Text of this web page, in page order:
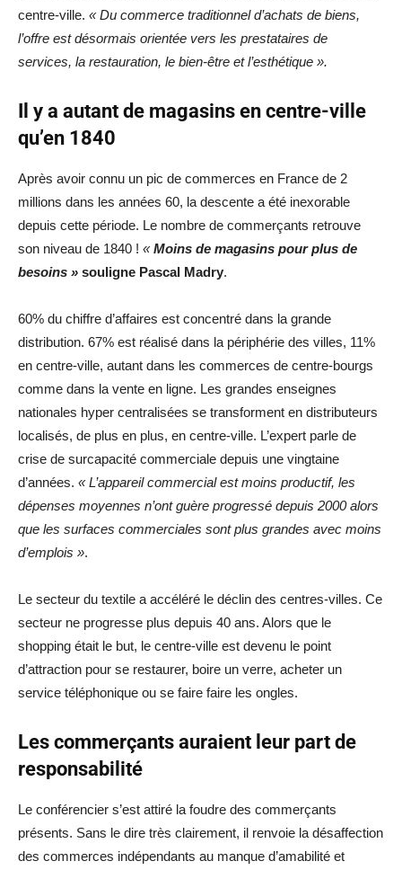
centre-ville. « Du commerce traditionnel d’achats de biens,
l’offre est désormais orientée vers les prestataires de
services, la restauration, le bien-être et l’esthétique ».
Il y a autant de magasins en centre-ville
qu’en 1840
Après avoir connu un pic de commerces en France de 2
millions dans les années 60, la descente a été inexorable
depuis cette période. Le nombre de commerçants retrouve
son niveau de 1840 ! «Moins de magasins pour plus de
besoins » souligne Pascal Madry.
60% du chiffre d’affaires est concentré dans la grande
distribution. 67% est réalisé dans la périphérie des villes, 11%
en centre-ville, autant dans les commerces de centre-bourgs
comme dans la vente en ligne. Les grandes enseignes
nationales hyper centralisées se transforment en distributeurs
localisés, de plus en plus, en centre-ville. L’expert parle de
crise de surcapacité commerciale depuis une vingtaine
d’années. « L’appareil commercial est moins productif, les
dépenses moyennes n’ont guère progressé depuis 2000 alors
que les surfaces commerciales sont plus grandes avec moins
d’emplois ».
Le secteur du textile a accéléré le déclin des centres-villes. Ce
secteur ne progresse plus depuis 40 ans. Alors que le
shopping était le but, le centre-ville est devenu le point
d’attraction pour se restaurer, boire un verre, acheter un
service téléphonique ou se faire faire les ongles.
Les commerçants auraient leur part de
responsabilité
Le conférencier s’est attiré la foudre des commerçants
présents. Sans le dire très clairement, il renvoie la désaffection
des commerces indépendants au manque d’amabilité et